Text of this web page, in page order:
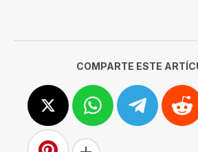
COMPARTE ESTE